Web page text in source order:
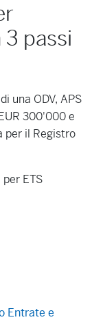
3 passi
una ODV, APS
300'000 e
per il Registro
ETS
Entrate e